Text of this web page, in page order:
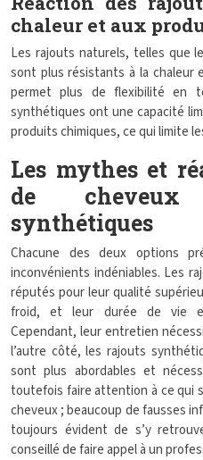
chaleur et aux
Les rajouts naturels, telles que
sont plus résistants à la chaleur
permet plus de flexibilité en
synthétiques ont une capacité
produits chimiques, ce qui limite
Les mythes et
de
synthétiques
Chacune des deux options
inconvénients indéniables. Les
réputés pour leur qualité
froid, et leur durée de vie
Cependant, leur entretien
l’autre côté, les rajouts
sont plus abordables et
toutefois faire attention à ce qui
cheveux ; beaucoup de fausses
toujours évident de s’y
conseillé de faire appel à un